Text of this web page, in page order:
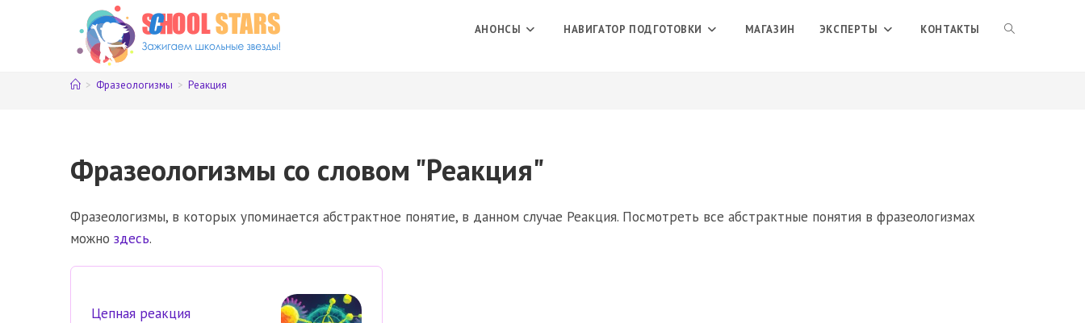
АНОНСЫ НАВИГАТОР ПОДГОТОВКИ МАГАЗИН ЭКСПЕРТЫ КОНТАКТЫ ПЕРЕКЛЮЧИТЬ
> Фразеологизмы > Реакция
Фразеологизмы со словом "Реакция"
Фразеологизмы, в которых упоминается абстрактное понятие, в данном случае Реакция. Посмотреть все абстрактные понятия в фразеологизмах
можно здесь.
Цепная реакция